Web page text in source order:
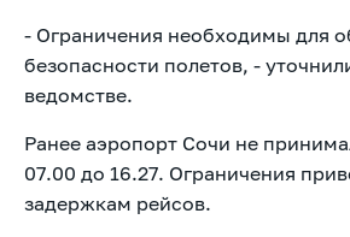
- Ограничения необходимы для
безопасности полетов, -
ведомстве.
Ранее аэропорт Сочи не
07.00 до 16.27. Ограничения
задержкам рейсов.